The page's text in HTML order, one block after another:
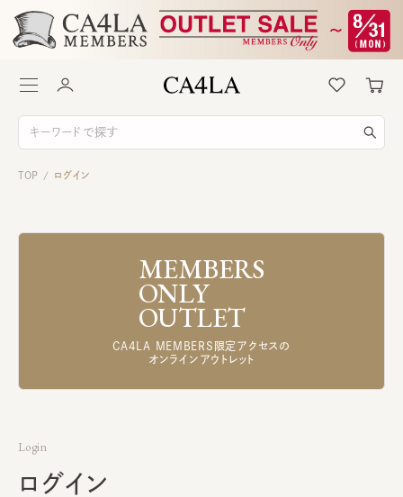
TOP / ログイン
MEMBERS
ONLY
OUTLET
CA4LA MEMBERS限定アクセスの
オンラインアウトレット
Login
ログイン